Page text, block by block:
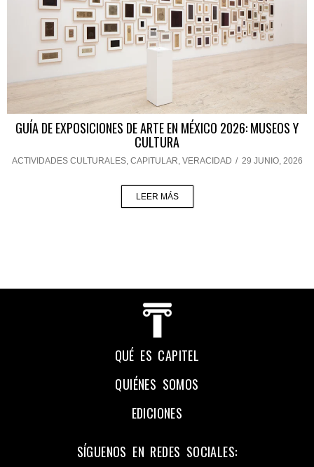
GUÍA DE EXPOSICIONES DE ARTE EN MÉXICO 2026: MUSEOS Y
CULTURA
ACTIVIDADES CULTURALES, CAPITULAR, VERACIDAD / 29 JUNIO, 2026
LEER MÁS
QUÉ ES CAPITEL
QUIÉNES SOMOS
EDICIONES
SÍGUENOS EN REDES SOCIALES: